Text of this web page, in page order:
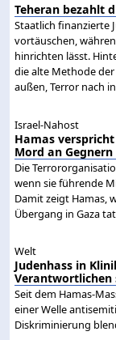
Teheran bezahlt
Staatlich finanzierte
vortäuschen,
hinrichten lässt.
die alte Methode
außen, Terror nach
Israel-Nahost
Hamas
Mord an
Die
wenn sie führende
Damit zeigt Hamas,
Übergang in Gaza
Welt
Judenhass in
Verantwortlichen
Seit dem Hamas-
einer Welle
Diskriminierung